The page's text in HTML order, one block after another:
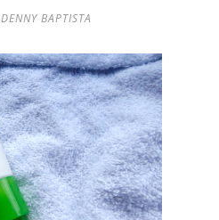
DENNY BAPTISTA